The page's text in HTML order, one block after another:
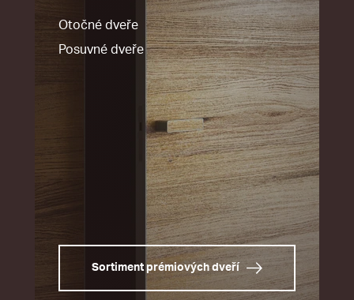
Otočné dveře
Posuvné dveře
Sortiment prémiových dveří